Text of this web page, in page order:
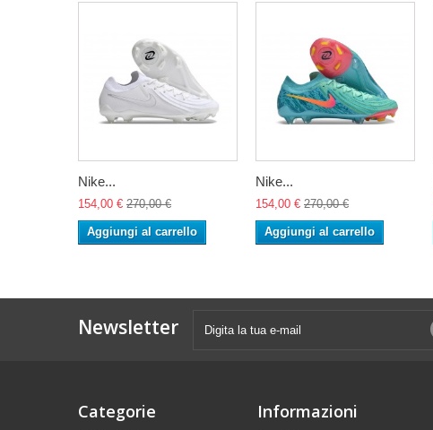
Nike...
154,00 € 270,00 €
Aggiungi al carrello
Nike...
154,00 € 270,00 €
Aggiungi al carrello
Newsletter
Categorie Informazioni